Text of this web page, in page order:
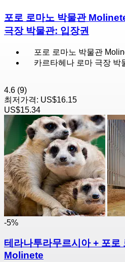
포로 로마노 박물관
극장 박물관: 입장권
포로 로마노 박물관
카르타헤나 로마 극장 박
4.6 (9)
최저가격: US$16.15
US$15.34
-5%
테라나투라무르시아 + 포로
Molinete